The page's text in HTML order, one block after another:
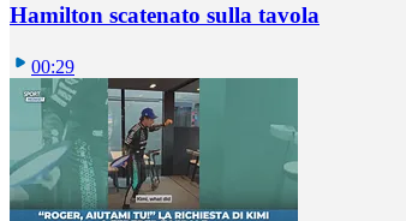
Hamilton scatenato sulla tavola
00:29